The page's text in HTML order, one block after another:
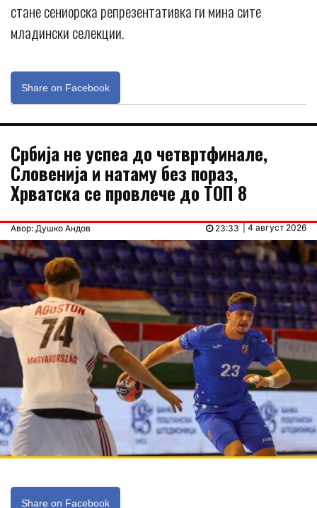
стане сениорска репрезентативка ги мина сите
младински селекции.
Share on Facebook
Србија не успеа до четвртфинале,
Словенија и натаму без пораз,
Хрватска се провлече до ТОП 8
Авор: Душко Андов | 4 август 2026
23:33
Share on Facebook